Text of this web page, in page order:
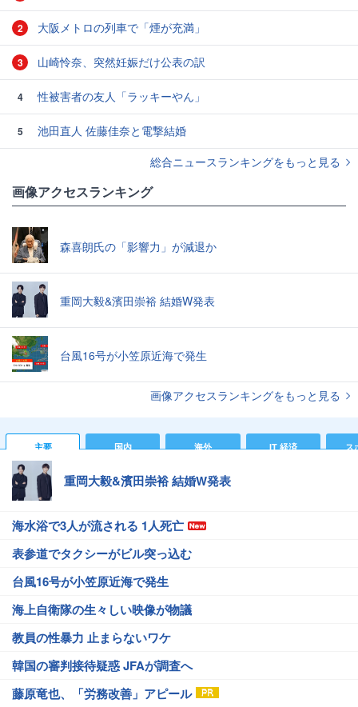
2 大阪メトロの列車で「煙が充満」
3 山崎怜奈、突然妊娠だけ公表の訳
4 性被害者の友人「ラッキーやん」
5
池田直人 佐藤佳奈と電撃結婚
総合ニュースランキングをもっと見る
画像アクセスランキング
森喜朗氏の「影響力」が減退か
重岡大毅&濱田崇裕 結婚W発表
台風16号が小笠原近海で発生
画像アクセスランキングをもっと見る
主要 国内 海外 IT 経済 ス
重岡大毅&濱田崇裕 結婚W発表
海水浴で3人が流される 1人死亡
表参道でタクシーがビル突っ込む
台風16号が小笠原近海で発生
海上自衛隊の生々しい映像が物議
教員の性暴力 止まらないワケ
韓国の審判接待疑惑 JFAが調査へ
藤原竜也、「労務改善」アピール